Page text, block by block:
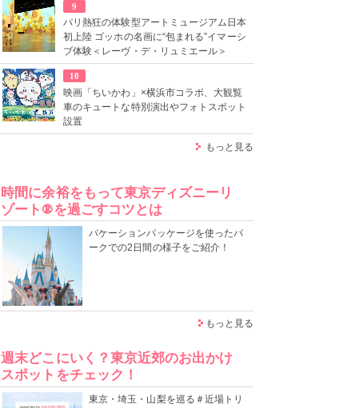
9
パリ熱狂の体験型アートミュージアム日本
初上陸 ゴッホの名画に“包まれる”イマーシ
ブ体験＜レーヴ・デ・リュミエール＞
10
映画「ちいかわ」×横浜市コラボ、大観覧
車のキュートな特別演出やフォトスポット
設置
もっと見る
時間に余裕をもって東京ディズニーリ
ゾート®を過ごすコツとは
バケーションパッケージを使ったパ
ークでの2日間の様子をご紹介！
もっと見る
週末どこにいく？東京近郊のお出かけ
スポットをチェック！
東京・埼玉・山梨を巡る＃近場トリ